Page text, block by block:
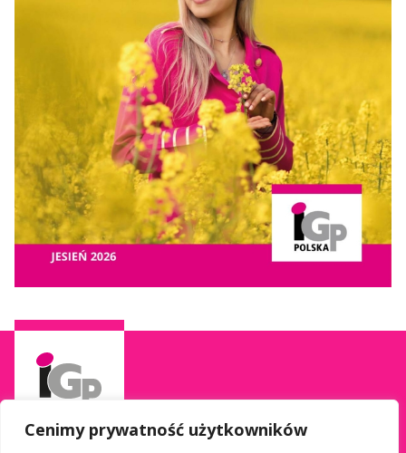
Cenimy prywatność użytkowników